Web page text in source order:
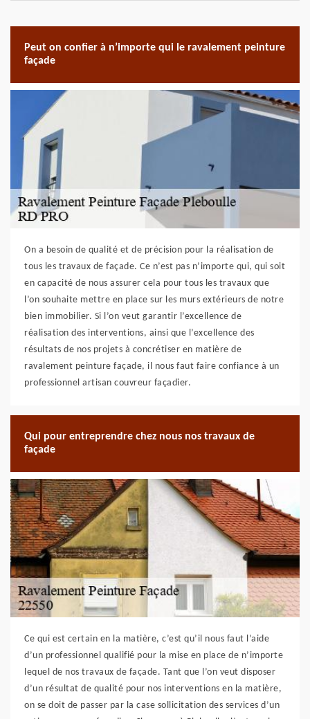
Peut on confier à n’importe qui le ravalement peinture
façade
On a besoin de qualité et de précision pour la réalisation de
tous les travaux de façade. Ce n’est pas n’importe qui, qui soit
en capacité de nous assurer cela pour tous les travaux que
l’on souhaite mettre en place sur les murs extérieurs de notre
bien immobilier. Si l’on veut garantir l’excellence de
réalisation des interventions, ainsi que l’excellence des
résultats de nos projets à concrétiser en matière de
ravalement peinture façade, il nous faut faire confiance à un
professionnel artisan couvreur façadier.
Qui pour entreprendre chez nous nos travaux de
façade
Ce qui est certain en la matière, c’est qu’il nous faut l’aide
d’un professionnel qualifié pour la mise en place de n’importe
lequel de nos travaux de façade. Tant que l’on veut disposer
d’un résultat de qualité pour nos interventions en la matière,
on se doit de passer par la case sollicitation des services d’un